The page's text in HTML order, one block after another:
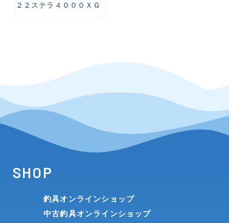
２２ステラ４０００ＸＧ
SHOP
釣具オンラインショップ
中古釣具オンラインショップ